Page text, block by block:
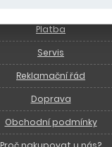
Platba
Servis
Reklamační řád
Doprava
Obchodní podmínky